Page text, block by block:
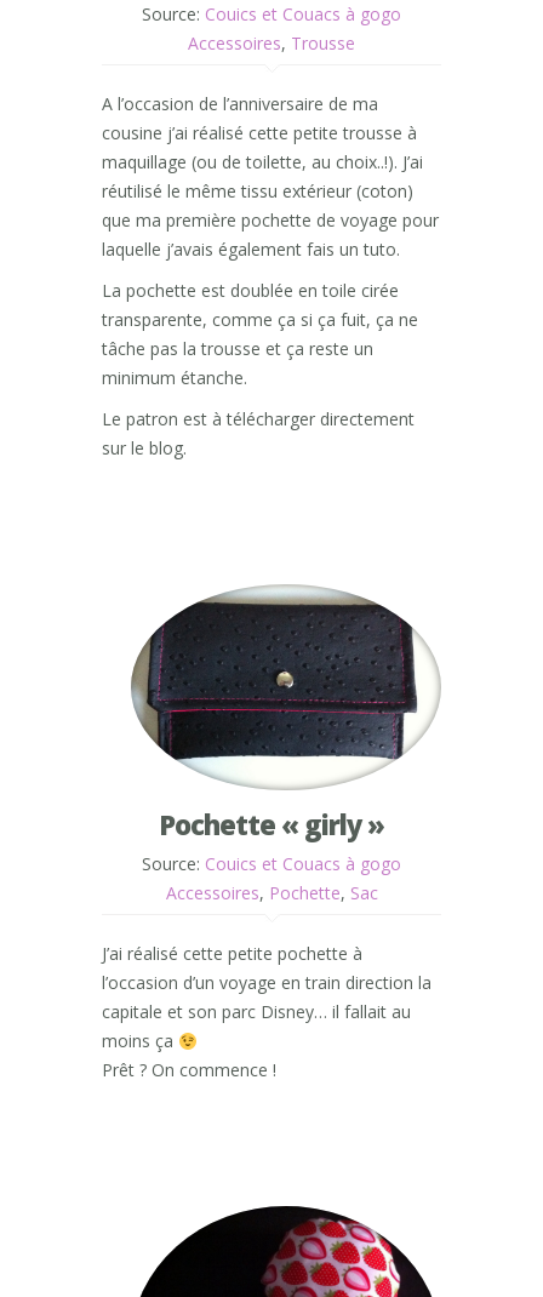
Source: Couics et Couacs à gogo
Accessoires, Trousse
A l’occasion de l’anniversaire de ma
cousine j’ai réalisé cette petite trousse à
maquillage (ou de toilette, au choix..!). J’ai
réutilisé le même tissu extérieur (coton)
que ma première pochette de voyage pour
laquelle j’avais également fais un tuto.
La pochette est doublée en toile cirée
transparente, comme ça si ça fuit, ça ne
tâche pas la trousse et ça reste un
minimum étanche.
Le patron est à télécharger directement
sur le blog.
Pochette « girly »
Source: Couics et Couacs à gogo
Accessoires, Pochette, Sac
J’ai réalisé cette petite pochette à
l’occasion d’un voyage en train direction la
capitale et son parc Disney… il fallait au
moins ça
Prêt ? On commence !